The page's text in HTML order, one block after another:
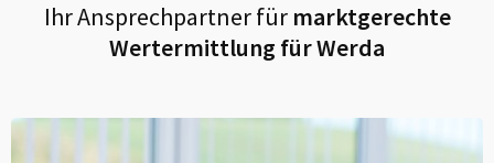
Ihr Ansprechpartner fürmarktgerechte
Wertermittlung fürWerda